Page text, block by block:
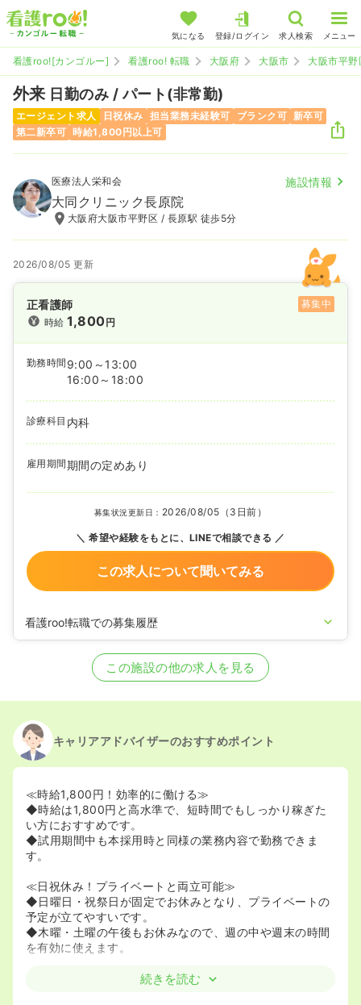
気になる 登録/ログイン 求人検索 メニュー
看護roo![カンゴルー] 看護roo! 転職 大阪府 大阪市 大阪市平野
外来 日勤のみ / パート(非常勤)
エージェント求人 日祝休み 担当業務未経験可 ブランク可 新卒可
第二新卒可 時給1,800円以上可
医療法人栄和会 施設情報
大同クリニック長原院
大阪府大阪市平野区 / 長原駅 徒歩5分
2026/08/05 更新
正看護師
募集中
時給1,800円
勤務時間 9:00～13:00
16:00～18:00
診療科目 内科
雇用期間期間の定めあり
募集状況更新日： 2026/08/05（3日前）
希望や経験をもとに、LINEで相談できる
この求人について聞いてみる
看護roo!転職での募集履歴
正看護師の募集を休止
正看護師の募集を開始
この施設の他の求人を見る
キャリアアドバイザーのおすすめポイント
≪時給1,800円！効率的に働ける≫
◆時給は1,800円と高水準で、短時間でもしっかり稼ぎた
い方におすすめです。
◆試用期間中も本採用時と同様の業務内容で勤務できま
す。
≪日祝休み！プライベートと両立可能≫
◆日曜日・祝祭日が固定でお休みとなり、プライベートの
予定が立てやすいです。
◆木曜・土曜の午後もお休みなので、週の中や週末の時間
を有効に使えます。
≪外来業務と往診に携われる！≫
続きを読む